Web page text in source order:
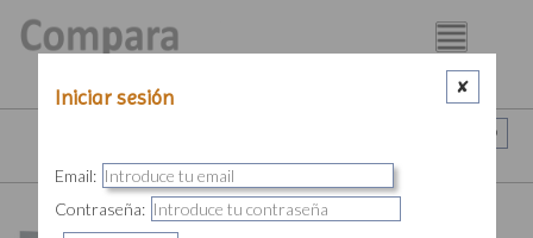
Iniciar sesión
Email:
Contraseña:
PIM
LUMINOTECNIA
Iniciar sesión / Registro